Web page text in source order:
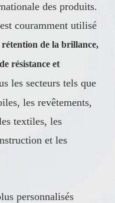
des produits.
couramment utilisé
rétention de la brillance,
résistance et
les secteurs tels que
les revêtements,
textiles, les
et les
personnalisés